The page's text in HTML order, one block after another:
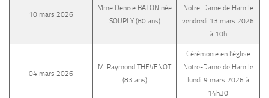
10 mars 2026
Mme Denise BATON née
SOUPLY (80 ans)
Notre-Dame de Ham le
vendredi 13 mars 2026
à 10h
04 mars 2026
M. Raymond THEVENOT
(83 ans)
Cérémonie en l’église
Notre-Dame de Ham le
lundi 9 mars 2026 à
14h30